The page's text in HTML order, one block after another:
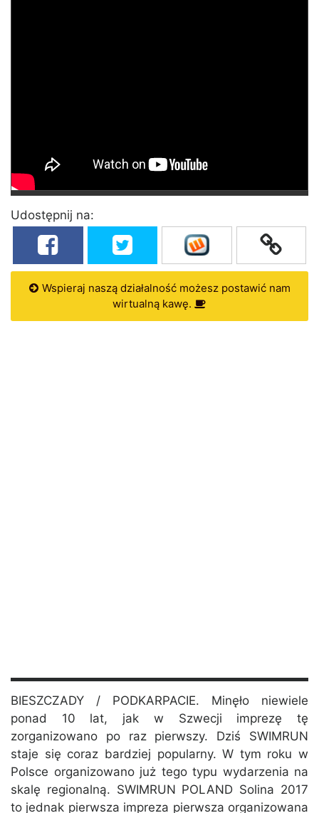
Udostępnij na:
Wspieraj naszą działalność możesz postawić nam
wirtualną kawę.
BIESZCZADY / PODKARPACIE. Minęło niewiele
ponad 10 lat, jak w Szwecji imprezę tę
zorganizowano po raz pierwszy. Dziś SWIMRUN
staje się coraz bardziej popularny. W tym roku w
Polsce organizowano już tego typu wydarzenia na
skalę regionalną. SWIMRUN POLAND Solina 2017
to jednak pierwsza impreza pierwsza organizowana